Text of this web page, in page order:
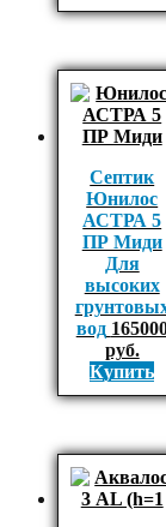
Септик
Юнилос
АСТРА 5
ПР Миди
Для
высоких
вод
руб.
Купить